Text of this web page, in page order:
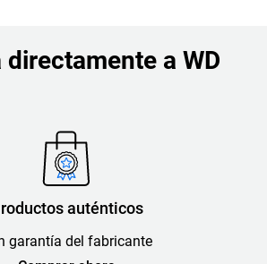
directamente a WD
auténticos
garantía del fabricante